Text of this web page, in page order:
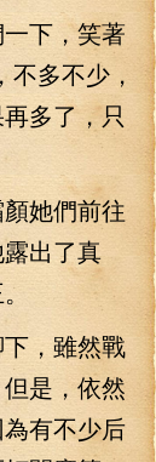
下，笑著
多不少，
多了，只
她們前往
出了真
，雖然戰
是，依然
有不少后